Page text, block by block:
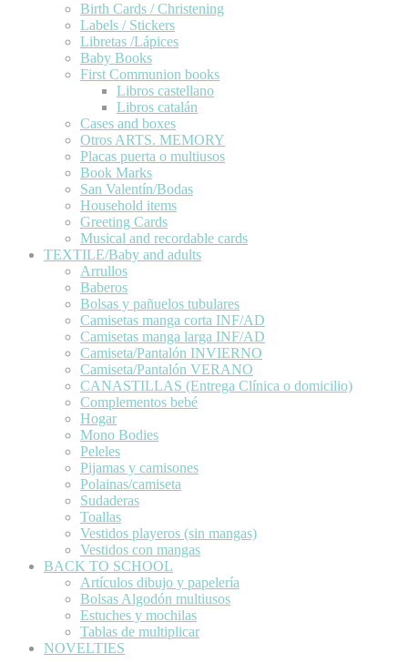
Birth Cards / Christening
Labels / Stickers
Libretas /Lápices
Baby Books
First Communion books
Libros castellano
Libros catalán
Cases and boxes
Otros ARTS. MEMORY
Placas puerta o multiusos
Book Marks
San Valentín/Bodas
Household items
Greeting Cards
Musical and recordable cards
TEXTILE/Baby and adults
Arrullos
Baberos
Bolsas y pañuelos tubulares
Camisetas manga corta INF/AD
Camisetas manga larga INF/AD
Camiseta/Pantalón INVIERNO
Camiseta/Pantalón VERANO
CANASTILLAS (Entrega Clínica o domicilio)
Complementos bebé
Hogar
Mono Bodies
Peleles
Pijamas y camisones
Polainas/camiseta
Sudaderas
Toallas
Vestidos playeros (sin mangas)
Vestidos con mangas
BACK TO SCHOOL
Artículos dibujo y papelería
Bolsas Algodón multiusos
Estuches y mochilas
Tablas de multiplicar
NOVELTIES